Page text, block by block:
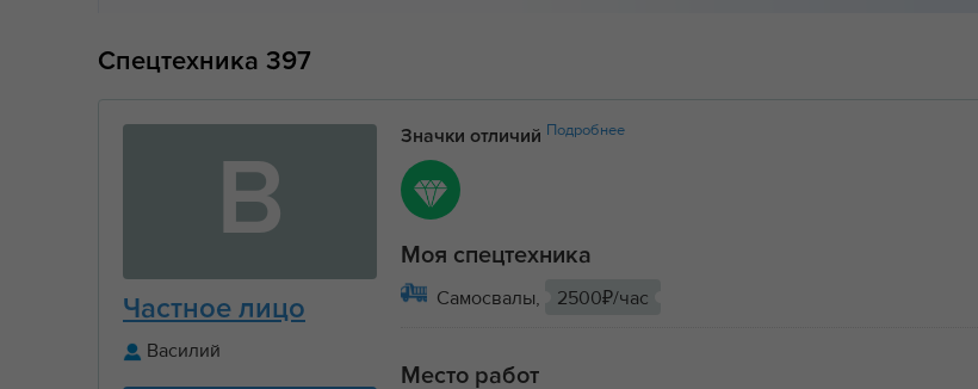
Спецтехника 397
В
Частное лицо
Василий
Значки отличий Подробнее
Моя спецтехника
Самосвалы,
2500₽/час
Место работ